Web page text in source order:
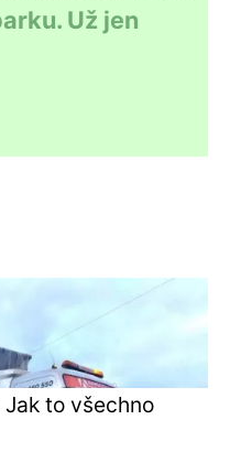
Už jen
to všechno